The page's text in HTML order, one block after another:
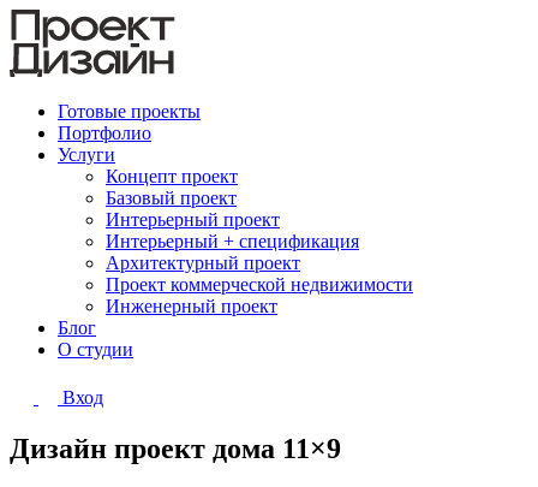
Готовые проекты
Портфолио
Услуги
Концепт проект
Базовый проект
Интерьерный проект
Интерьерный + спецификация
Архитектурный проект
Проект коммерческой недвижимости
Инженерный проект
Блог
О студии
Вход
Дизайн проект дома 11×9